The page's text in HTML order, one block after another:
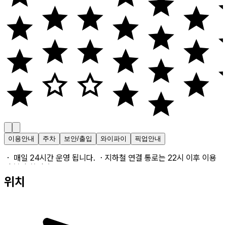
이용안내 주차 보안/출입 와이파이 픽업안내
・ 매일 24시간 운영 됩니다. ・지하철 연결 통로는 22시 이후 이용
위치